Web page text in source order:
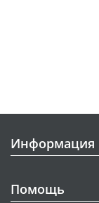
Информация
Помощь